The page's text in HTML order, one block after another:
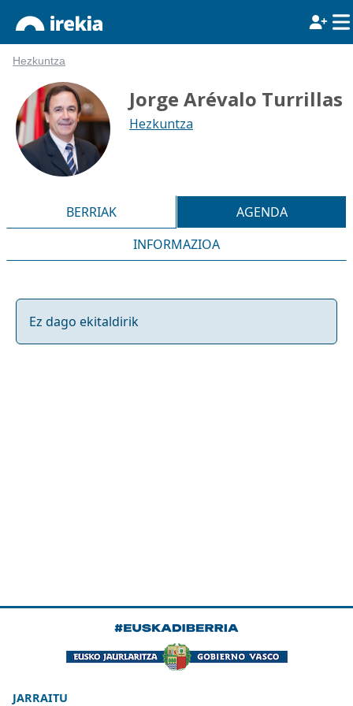
Hezkuntza
Jorge Arévalo Turrillas
Hezkuntza
BERRIAK
AGENDA
INFORMAZIOA
Ez dago ekitaldirik
JARRAITU